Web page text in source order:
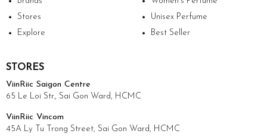
Stores
Explore
Unisex Perfume
Best Seller
STORES
ViinRiic Saigon Centre
65 Le Loi Str., Sai Gon Ward, HCMC
ViinRiic Vincom
45A Ly Tu Trong Street, Sai Gon Ward, HCMC